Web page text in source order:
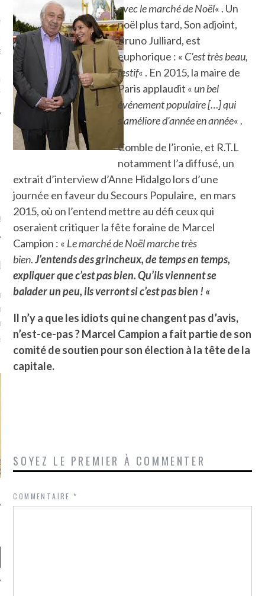
incite à un autre regard
curiosité. C’est un
sur la-femme-qui-
MOI SUR
TWITTER
@Isa_Monrozier
ARCACHON
je t'aime, my little bassin
comment ? "
je ne parle presque que
avec le marché de Noël« . Un
noël plus tard, Son adjoint,
Bruno Julliard, est
euphorique : « C’est très beau,
festif« . En 2015, la maire de
Paris applaudit « un bel
événement populaire […] qui
s’améliore d’année en année« .
Comble de l’ironie, et R.T.L
notamment l’a diffusé, un
extrait d’interview d’Anne Hidalgo lors d’une
journée en faveur du Secours Populaire, en mars
2015, où on l’entend mettre au défi ceux qui
oseraient critiquer la fête foraine de Marcel
Campion : « Le marché de Noël marche très
bien. J’entends des grincheux, de temps en temps,
expliquer que c’est pas bien. Qu’ils viennent se
balader un peu, ils verront si c’est pas bien ! «
Il n’y a que les idiots qui ne changent pas d’avis,
n’est-ce-pas ? Marcel Campion a fait partie de son
comité de soutien pour son élection à la tête de la
capitale.
SOYEZ LE PREMIER À COMMENTER
COMMENTAIRE*